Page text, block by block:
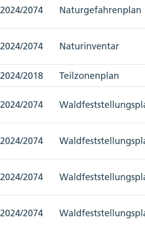
2024/2074 Naturgefahrenplan
2024/2074 Naturinventar
2024/2018 Teilzonenplan
2024/2074
2024/2074
2024/2074
2024/2074